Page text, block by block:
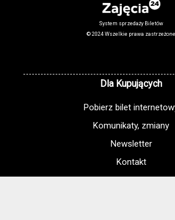
System sprzedaży Biletów
© 2024 Wszelkie prawa zastrzeżone
Dla Kupujących
Pobierz bilet
Komunikaty, zmiany
Newsletter
Kontakt